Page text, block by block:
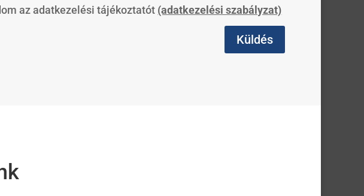
az adatkezelési tájékoztatót (adatkezelési szabályzat)
Küldés